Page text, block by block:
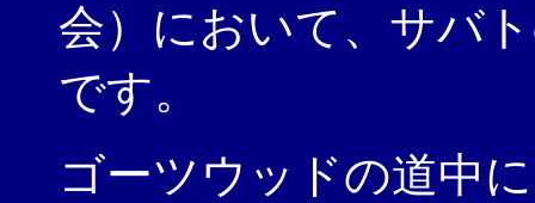
会）において、サバ
です。
ゴーツウッドの道中